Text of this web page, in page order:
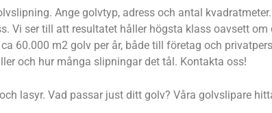
Ange golvtyp, adress och antal
Vi ser till att resultatet håller högsta klass oavsett
60.000 m2 golv per år, både till företag och
och hur många slipningar det tål. Kontakta oss!
lasyr. Vad passar just ditt golv? Våra golvslipare